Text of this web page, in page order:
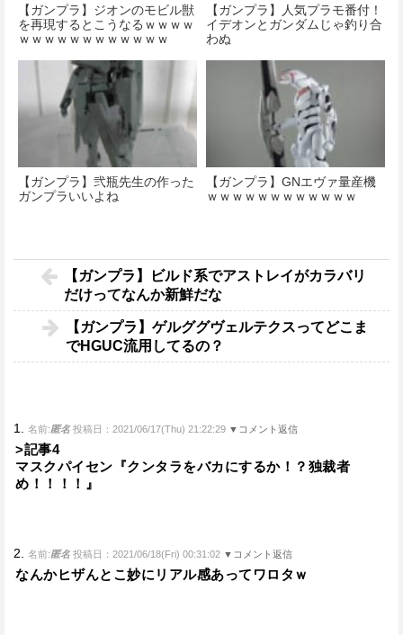
【ガンプラ】ジオンのモビル獣
を再現するとこうなるｗｗｗｗ
ｗｗｗｗｗｗｗｗｗｗｗｗ
【ガンプラ】人気プラモ番付！
イデオンとガンダムじゃ釣り合
わぬ
【ガンプラ】弐瓶先生の作った
ガンプラいいよね
【ガンプラ】GNエヴァ量産機
ｗｗｗｗｗｗｗｗｗｗｗｗ
【ガンプラ】ビルド系でアストレイがカラバリ
だけってなんか新鮮だな
【ガンプラ】ゲルググヴェルテクスってどこま
でHGUC流用してるの？
1. 名前:匿名 投稿日：2021/06/17(Thu) 21:22:29 ▼コメント返信
>記事4
マスクパイセン『クンタラをバカにするか！？独裁者
め！！！！』
2. 名前:匿名 投稿日：2021/06/18(Fri) 00:31:02 ▼コメント返信
なんかヒザんとこ妙にリアル感あってワロタｗ